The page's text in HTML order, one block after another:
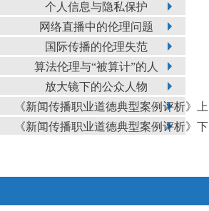
个人信息与隐私保护
网络直播中的伦理问题
国际传播的伦理失范
算法伦理与“被算计”的人
放大镜下的公众人物
《新闻传播职业道德典型案例评析》上
《新闻传播职业道德典型案例评析》下